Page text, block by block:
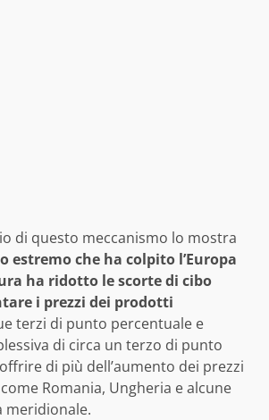
di questo meccanismo lo mostra
estremo che ha colpito l’Europa
ha ridotto le scorte di cibo
i prezzi dei prodotti
terzi di punto percentuale e
di circa un terzo di punto
di più dell’aumento dei prezzi
Romania, Ungheria e alcune
meridionale.